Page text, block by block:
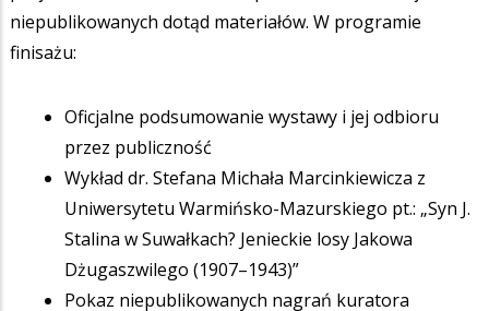
niepublikowanych dotąd materiałów. W programie
finisażu:
Oficjalne podsumowanie wystawy i jej odbioru
przez publiczność
Wykład dr. Stefana Michała Marcinkiewicza z
Uniwersytetu Warmińsko-Mazurskiego pt.: „Syn J.
Stalina w Suwałkach? Jenieckie losy Jakowa
Dżugaszwilego (1907–1943)”
Pokaz niepublikowanych nagrań kuratora